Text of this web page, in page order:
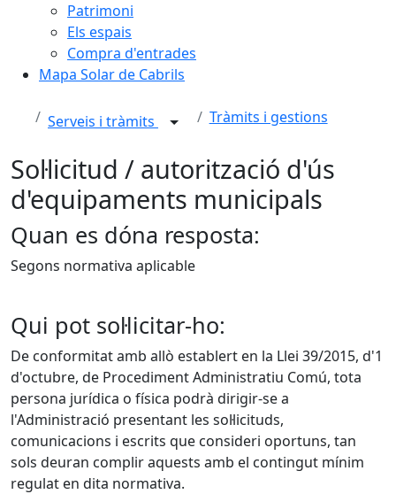
Patrimoni
Els espais
Compra d'entrades
Mapa Solar de Cabrils
Serveis i tràmits Tràmits i gestions
Sol·licitud / autorització d'ús
d'equipaments municipals
Quan es dóna resposta:
Segons normativa aplicable
Qui pot sol·licitar-ho:
De conformitat amb allò establert en la Llei 39/2015, d'1
d'octubre, de Procediment Administratiu Comú, tota
persona jurídica o física podrà dirigir-se a
l'Administració presentant les sol·licituds,
comunicacions i escrits que consideri oportuns, tan
sols deuran complir aquests amb el contingut mínim
regulat en dita normativa.